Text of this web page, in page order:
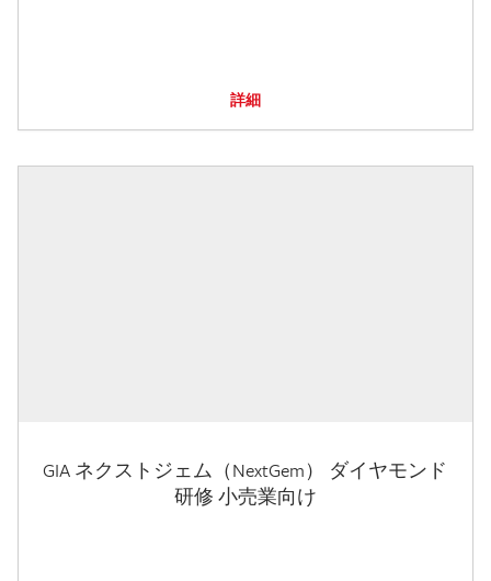
詳細
GIA ネクストジェム（NextGem） ダイヤモンド
研修 小売業向け